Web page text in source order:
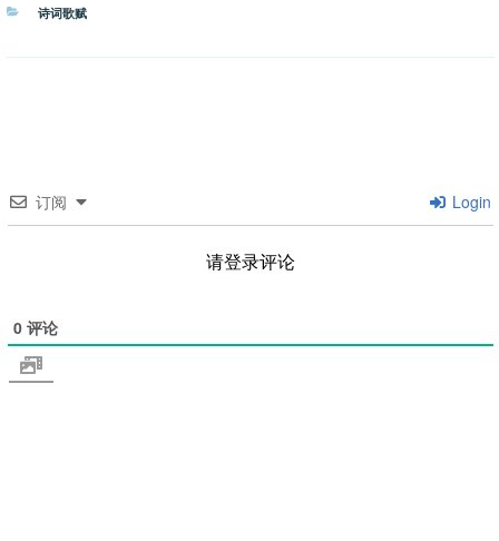
分
诗词歌赋
订阅 Login
请登录评论
0 评论